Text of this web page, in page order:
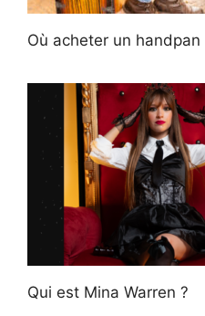
Où acheter un handpan
Qui est Mina Warren ?